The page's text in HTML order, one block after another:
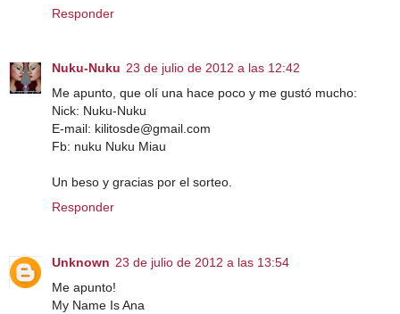
Responder
Nuku-Nuku 23 de julio de 2012 a las 12:42
Me apunto, que olí una hace poco y me gustó mucho:
Nick: Nuku-Nuku
E-mail: kilitosde@gmail.com
Fb: nuku Nuku Miau
Un beso y gracias por el sorteo.
Responder
Unknown 23 de julio de 2012 a las 13:54
Me apunto!
My Name Is Ana